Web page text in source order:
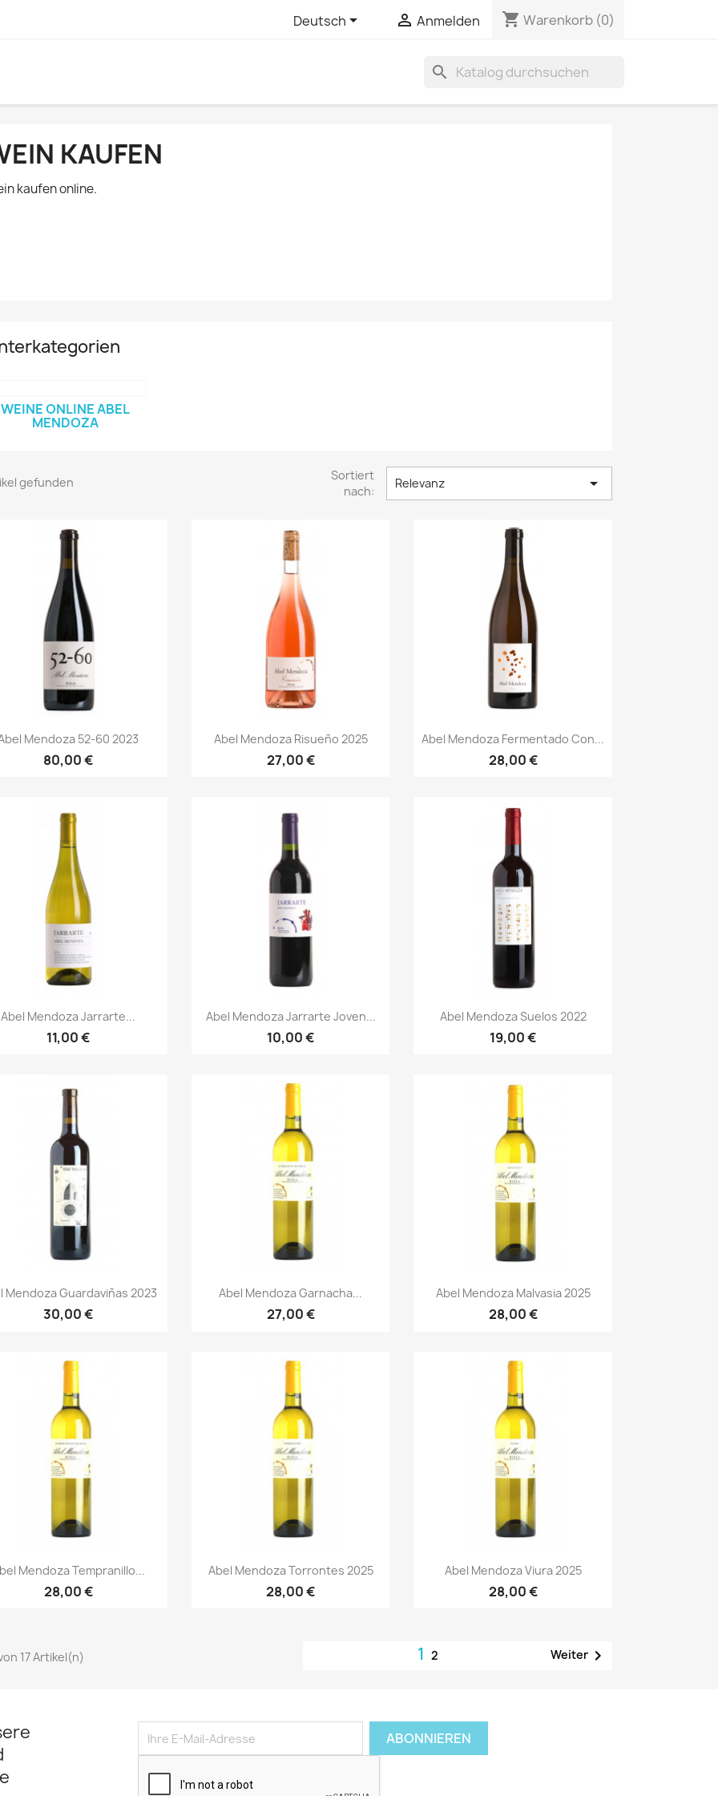
Deutsch  Anmelden shopping_cart Warenkorb (0)
search
KAUFEN
kaufen online.
WEINE ONLINE ABEL
MENDOZA
gefunden
Sortiert
nach:
Relevanz 
Vorschau
Mendoza 52-60 2023
80,00 €
Vorschau
Abel Mendoza Risueño 2025
27,00 €
Vorschau
Abel Mendoza Fermentado Con...
28,00 €
Vorschau
Abel Mendoza Jarrarte...
11,00 €
Vorschau
Abel Mendoza Jarrarte Joven...
10,00 €
Vorschau
Abel Mendoza Suelos 2022
19,00 €
Vorschau
Mendoza Guardaviñas 2023
30,00 €
Vorschau
Abel Mendoza Garnacha...
27,00 €
Vorschau
Abel Mendoza Malvasia 2025
28,00 €
Vorschau
Mendoza Tempranillo...
28,00 €
Vorschau
Abel Mendoza Torrontes 2025
28,00 €
Vorschau
Abel Mendoza Viura 2025
28,00 €
17 Artikel(n) 12 Weiter